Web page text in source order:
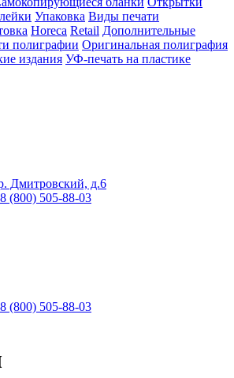
Упаковка Виды печати
Horeca Retail Дополнительные
полиграфии Оригинальная полиграфия
издания УФ-печать на пластике
Дмитровский, д.6
8 (800) 505-88-03
8 (800) 505-88-03